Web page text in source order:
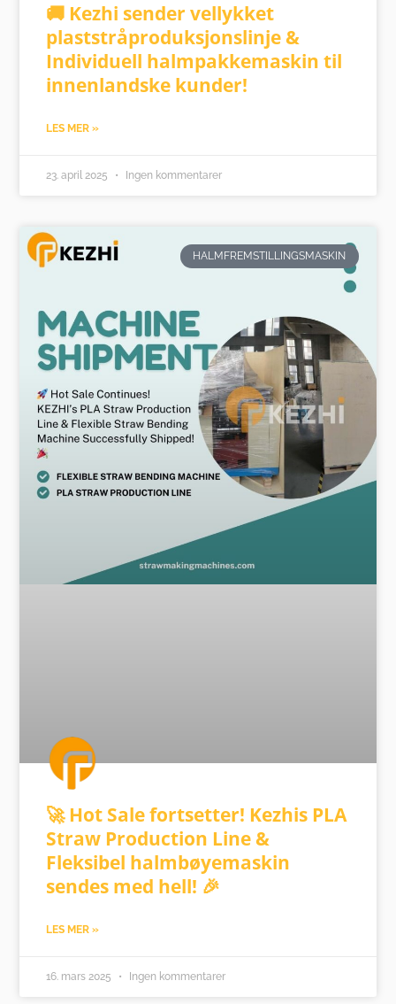
🚚 Kezhi sender vellykket
plaststråproduksjonslinje &
Individuell halmpakkemaskin til
innenlandske kunder!
LES MER »
23. april 2025 Ingen kommentarer
HALMFREMSTILLINGSMASKIN
🚀 Hot Sale fortsetter! Kezhis PLA
Straw Production Line &
Fleksibel halmbøyemaskin
sendes med hell! 🎉
LES MER »
16. mars 2025 Ingen kommentarer